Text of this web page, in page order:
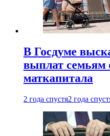
В Госдуме
выплат семьям
маткапитала
2 года спустя2 года